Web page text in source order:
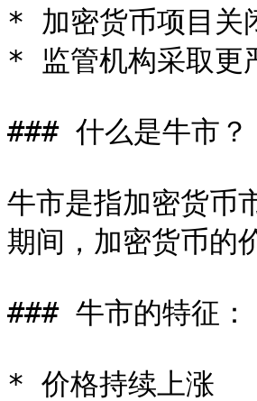
* 加密货币项目关
* 监管机构采取更
### 什么是牛市？
牛市是指加密货币
期间，加密货币的
### 牛市的特征：
* 价格持续上涨